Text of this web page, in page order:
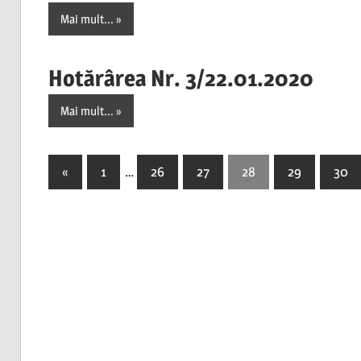
Mai mult...
Hotărârea Nr. 3/22.01.2020
Mai mult...
Paginație
«Previous
Posts
1 … 26 27 28 29 30